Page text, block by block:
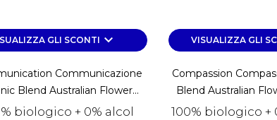
GLI SCONTI keyboard_arrow_down
Communicazione
Blend Australian Flower...
biologico + 0% alcol
VISUALIZZA GLI
Compassion
Blend Australian
100% biologico +